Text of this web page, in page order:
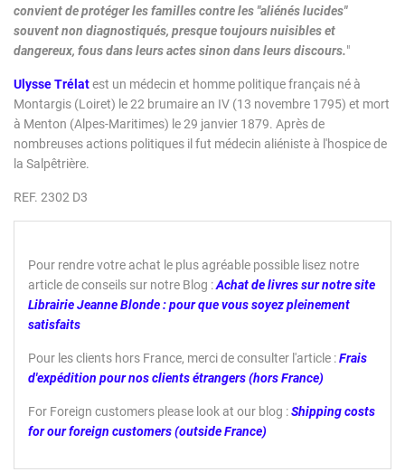
convient de protéger les familles contre les "aliénés lucides"
souvent non diagnostiqués, presque toujours nuisibles et
dangereux, fous dans leurs actes sinon dans leurs discours."
Ulysse Trélatest un médecin et homme politique français né à
Montargis (Loiret) le 22 brumaire an IV (13 novembre 1795) et mort
à Menton (Alpes-Maritimes) le 29 janvier 1879. Après de
nombreuses actions politiques il fut médecin aliéniste à l'hospice de
la Salpêtrière.
REF. 2302 D3
Pour rendre votre achat le plus agréable possible lisez notre
article de conseils sur notre Blog :Achat de livres sur notre site
Librairie Jeanne Blonde : pour que vous soyez pleinement
satisfaits
Pour les clients hors France, merci de consulter l'article :Frais
d'expédition pour nos clients étrangers (hors France)
For Foreign customers please look at our blog :Shipping costs
for our foreign customers (outside France)